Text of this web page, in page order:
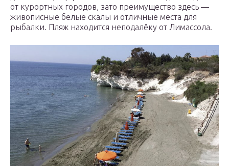
от курортных городов, зато преимущество здесь —
живописные белые скалы и отличные места для
рыбалки. Пляж находится неподалёку от Лимассола.